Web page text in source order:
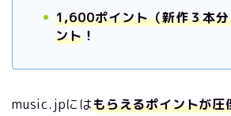
1,600ポイント（新作３本
ント ！
music.jpにはもらえるポイントが圧